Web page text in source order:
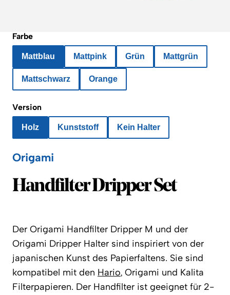
Farbe
Mattblau Mattpink Grün Mattgrün
Mattschwarz Orange
Version
Holz Kunststoff Kein Halter
Origami
Origami
Handfilter Dripper Set
Der Origami Handfilter Dripper M und der
Origami Dripper Halter sind inspiriert von der
japanischen Kunst des Papierfaltens. Sie sind
kompatibel mit den Hario, Origami und Kalita
Filterpapieren. Der Handfilter ist geeignet für 2-